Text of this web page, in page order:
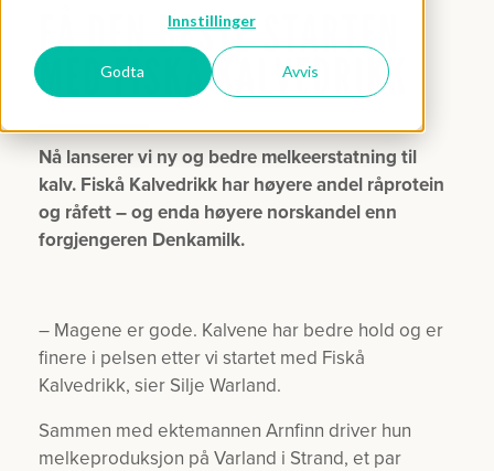
Innstillinger
Godta Avvis
FÅ DEN BESTE STARTEN
MED FISKÅ KALVEDRIKK
Nå lanserer vi ny og bedre melkeerstatning til
kalv. Fiskå Kalvedrikk har høyere andel råprotein
og råfett – og enda høyere norskandel enn
forgjengeren Denkamilk.
– Magene er gode. Kalvene har bedre hold og er
finere i pelsen etter vi startet med Fiskå
Kalvedrikk, sier Silje Warland.
Sammen med ektemannen Arnfinn driver hun
melkeproduksjon på Varland i Strand, et par